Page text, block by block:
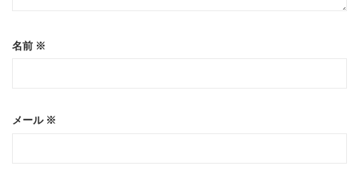
名前 ※
メール ※